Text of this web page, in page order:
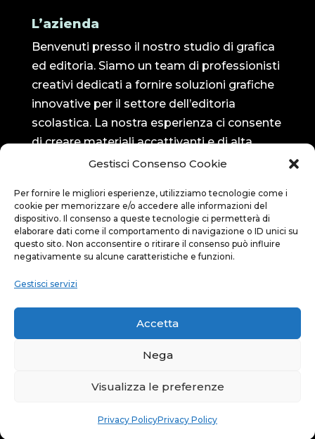
Gestisci Consenso Cookie
Per fornire le migliori esperienze, utilizziamo tecnologie come i
cookie per memorizzare e/o accedere alle informazioni del
dispositivo. Il consenso a queste tecnologie ci permetterà di
elaborare dati come il comportamento di navigazione o ID unici su
questo sito. Non acconsentire o ritirare il consenso può influire
negativamente su alcune caratteristiche e funzioni.
Gestisci servizi
Accetta
Nega
Visualizza le preferenze
Privacy PolicyPrivacy Policy
corso Vittorio Emanuele II, 209
10139 Torino
Tel. 011 5096516
P.IVA e C.F. 08507970013
L’azienda
Benvenuti presso il nostro studio di grafica
ed editoria. Siamo un team di professionisti
creativi dedicati a fornire soluzioni grafiche
innovative per il settore dell’editoria
scolastica. La nostra esperienza ci consente
di creare materiali accattivanti e di alta
qualità, adatti a studenti di tutte le età.
Bluedit su Facebook